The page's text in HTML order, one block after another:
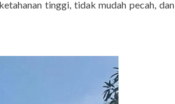
tinggi, tidak mudah pecah, dan